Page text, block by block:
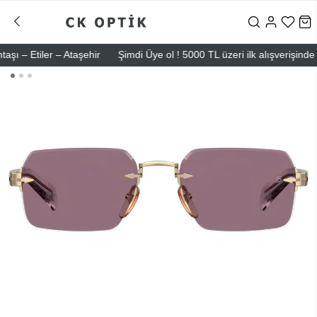
Etiler – Ataşehir Şimdi Üye ol ! 5000 TL üzeri ilk alışverişinde 500